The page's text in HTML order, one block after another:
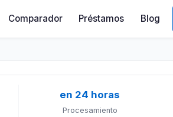
Comparador Préstamos Blog
en 24 horas
Procesamiento